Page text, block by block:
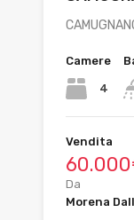
Camere
4
Vendita
Da
Morena